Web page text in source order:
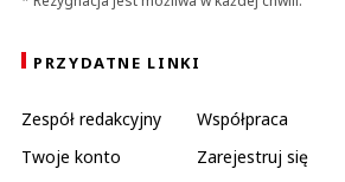
PRZYDATNE LINKI
Zespół redakcyjny Współpraca
Twoje konto
Zarejestruj się